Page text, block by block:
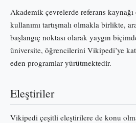
Akademik çevrelerde referans
kullanımı tartışmalı olmakla birlikte,
başlangıç noktası olarak yaygın
üniversite, öğrencilerini Vikipedi’ye
eden programlar yürütmektedir.
Eleştiriler
Vikipedi çeşitli eleştirilere de konu